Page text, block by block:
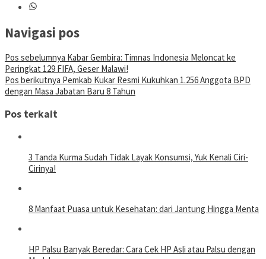
Navigasi pos
Pos sebelumnya Kabar Gembira: Timnas Indonesia Meloncat ke
Peringkat 129 FIFA, Geser Malawi!
Pos berikutnya Pemkab Kukar Resmi Kukuhkan 1.256 Anggota BPD
dengan Masa Jabatan Baru 8 Tahun
Pos terkait
3 Tanda Kurma Sudah Tidak Layak Konsumsi, Yuk Kenali Ciri-
Cirinya!
8 Manfaat Puasa untuk Kesehatan: dari Jantung Hingga Menta
HP Palsu Banyak Beredar: Cara Cek HP Asli atau Palsu dengan